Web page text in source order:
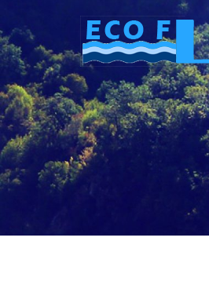
to
content